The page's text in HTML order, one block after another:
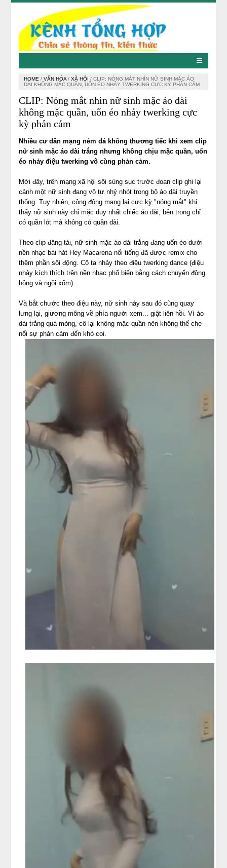
HOME /VĂN HÓA /XÃ HỘI /CLIP: NÓNG MẮT NHÌN NỮ SINH MẶC ÁO
DÀI KHÔNG MẶC QUẦN, UỐN ÉO NHẢY TWERKING CỰC KỲ PHẢN CẢM
CLIP: Nóng mắt nhìn nữ sinh mặc áo dài
không mặc quần, uốn éo nhảy twerking cực
kỳ phản cảm
Nhiều cư dân mạng ném đá không thương tiếc khi xem clip
nữ sinh mặc áo dài trắng nhưng không chịu mặc quần, uốn
éo nhảy điệu twerking vô cùng phản cảm.
Mới đây, trên mạng xã hội sôi sùng sục trước đoạn clip ghi lại
cảnh một nữ sinh đang vô tư nhỷ nhót trong bộ áo dài truyền
thống. Tuy nhiên, cộng đông mạng lại cực kỳ "nóng mắt" khi
thấy nữ sinh này chỉ mặc duy nhất chiếc áo dài, bên trong chỉ
có quần lót mà không có quần dài.
Theo clip đăng tải, nữ sinh mặc áo dài trắng đang uốn éo dưới
nền nhạc bài hát Hey Macarena nổi tiếng đã được remix cho
thêm phần sôi động. Cô ta nhảy theo điệu twerking dance (điệu
nhảy kích thích trên nền nhạc phổ biến bằng cách chuyển động
hông và ngồi xổm).
Và bắt chước theo điệu này, nữ sinh này sau đó cũng quay
lưng lại, giương mông về phía người xem... giật liên hồi. Vì áo
dài trắng quá mỏng, cô lại không mặc quần nên không thể che
nổi sự phản cảm đến khó coi.